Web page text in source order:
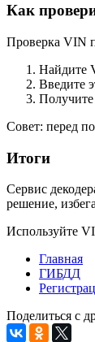
Как
Проверка VIN
Найдите
Введите
Получите
Совет: перед
Итоги
Сервис
решение,
Используйте
Главная
ГИБДД
Поделиться с